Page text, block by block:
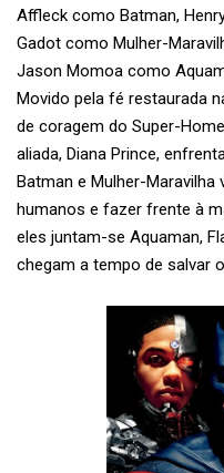
Affleck como Batman,
Gadot como Mulher-
Jason Momoa como
Movido pela fé restaurada
de coragem do Super-
aliada, Diana Prince,
Batman e Mulher-
humanos e fazer frente à
eles juntam-se Aquaman,
chegam a tempo de salvar